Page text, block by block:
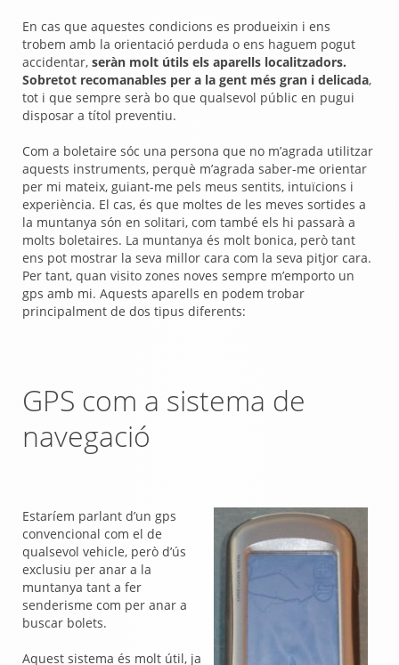
En cas que aquestes condicions es produeixin i ens
trobem amb la orientació perduda o ens haguem pogut
accidentar, seràn molt útils els aparells localitzadors.
Sobretot recomanables per a la gent més gran i delicada,
tot i que sempre serà bo que qualsevol públic en pugui
disposar a títol preventiu.
Com a boletaire sóc una persona que no m’agrada utilitzar
aquests instruments, perquè m’agrada saber-me orientar
per mi mateix, guiant-me pels meus sentits, intuïcions i
experiència. El cas, és que moltes de les meves sortides a
la muntanya són en solitari, com també els hi passarà a
molts boletaires. La muntanya és molt bonica, però tant
ens pot mostrar la seva millor cara com la seva pitjor cara.
Per tant, quan visito zones noves sempre m’emporto un
gps amb mi. Aquests aparells en podem trobar
principalment de dos tipus diferents:
GPS com a sistema de
navegació
Estaríem parlant d’un gps
convencional com el de
qualsevol vehicle, però d’ús
exclusiu per anar a la
muntanya tant a fer
senderisme com per anar a
buscar bolets.
Aquest sistema és molt útil, ja